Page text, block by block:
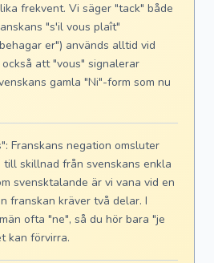
frekvent. Vi säger "tack" både
"s'il vous plaît"
er") används alltid vid
att "vous" signalerar
gamla "Ni"-form som nu
Franskans negation omsluter
till skillnad från svenskans enkla
svensktalande är vi vana vid en
franskan kräver två delar. I
ofta "ne", så du hör bara "je
kan förvirra.